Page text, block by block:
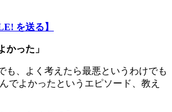
を送る】
かった」
も、よく考えたら最悪というわけでも
でよかったというエピソード、教え